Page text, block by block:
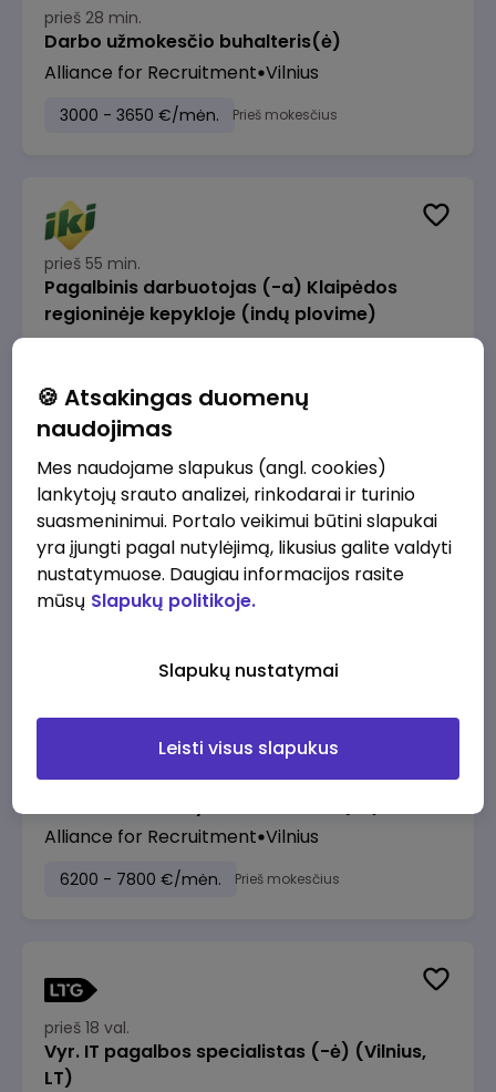
prieš 28 min.
Darbo užmokesčio buhalteris(ė)
Alliance for Recruitment Vilnius
3000 - 3650 €/mėn. Prieš mokesčius
prieš 55 min.
Pagalbinis darbuotojas (-a) Klaipėdos
regioninėje kepykloje (indų plovime)
IKI Klaipėda
Nuo 1155 €/mėn. Prieš mokesčius
prieš 2 val.
Pardavėjas (-a) Jurbarke
Lidl Lietuva, UAB Jurbarkas
prieš 16 val.
Alliance for Recruitment Vilnius
6200 - 7800 €/mėn. Prieš mokesčius
prieš 18 val.
Vyr. IT pagalbos specialistas (-ė) (Vilnius,
LT)
🍪 Atsakingas duomenų
naudojimas
Mes naudojame slapukus (angl. cookies)
lankytojų srauto analizei, rinkodarai ir turinio
suasmeninimui. Portalo veikimui būtini slapukai
yra įjungti pagal nutylėjimą, likusius galite valdyti
nustatymuose. Daugiau informacijos rasite
mūsų Slapukų politikoje.
Slapukų nustatymai
Leisti visus slapukus